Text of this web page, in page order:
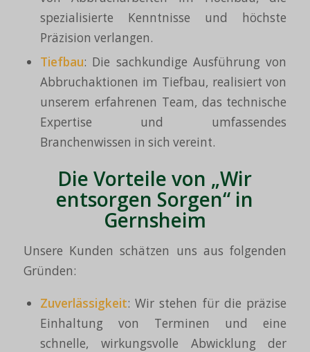
spezialisierte Kenntnisse und höchste
Präzision verlangen.
Tiefbau: Die sachkundige Ausführung von
Abbruchaktionen im Tiefbau, realisiert von
unserem erfahrenen Team, das technische
Expertise und umfassendes
Branchenwissen in sich vereint.
Die Vorteile von „Wir
entsorgen Sorgen“ in
Gernsheim
Unsere Kunden schätzen uns aus folgenden
Gründen:
Zuverlässigkeit: Wir stehen für die präzise
Einhaltung von Terminen und eine
schnelle, wirkungsvolle Abwicklung der